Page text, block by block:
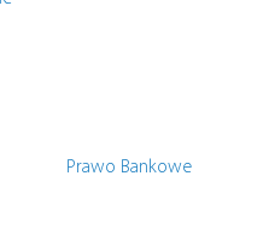
Prawo Bankowe